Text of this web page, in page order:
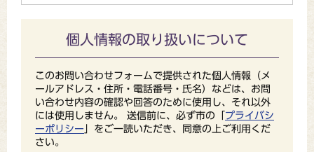
個人情報の取り扱いについて
このお問い合わせフォームで提供された個人情報（メ
ールアドレス・住所・電話番号・氏名）などは、お問
い合わせ内容の確認や回答のために使用し、それ以外
には使用しません。 送信前に、必ず市の「 プライバシ
ーポリシー 」をご一読いただき、同意の上ご利用くだ
さい。